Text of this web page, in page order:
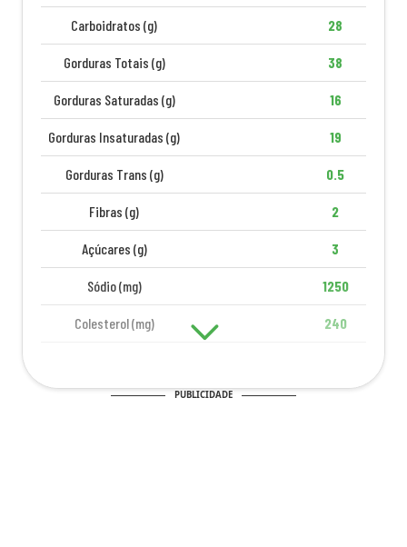
Carboidratos (g) 28
Gorduras Totais (g) 38
Gorduras Saturadas (g) 16
Gorduras Insaturadas (g) 19
Gorduras Trans (g) 0.5
Fibras (g) 2
Açúcares (g) 3
Sódio (mg) 1250
Colesterol (mg) 240
PUBLICIDADE